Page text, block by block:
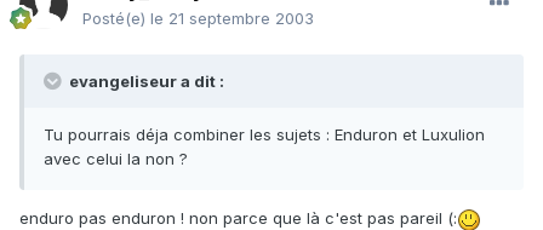
Posté(e) le 21 septembre 2003
evangeliseur a dit :
Tu pourrais déja combiner les sujets : Enduron et Luxulion
avec celui la non ?
enduro pas enduron ! non parce que là c'est pas pareil (: